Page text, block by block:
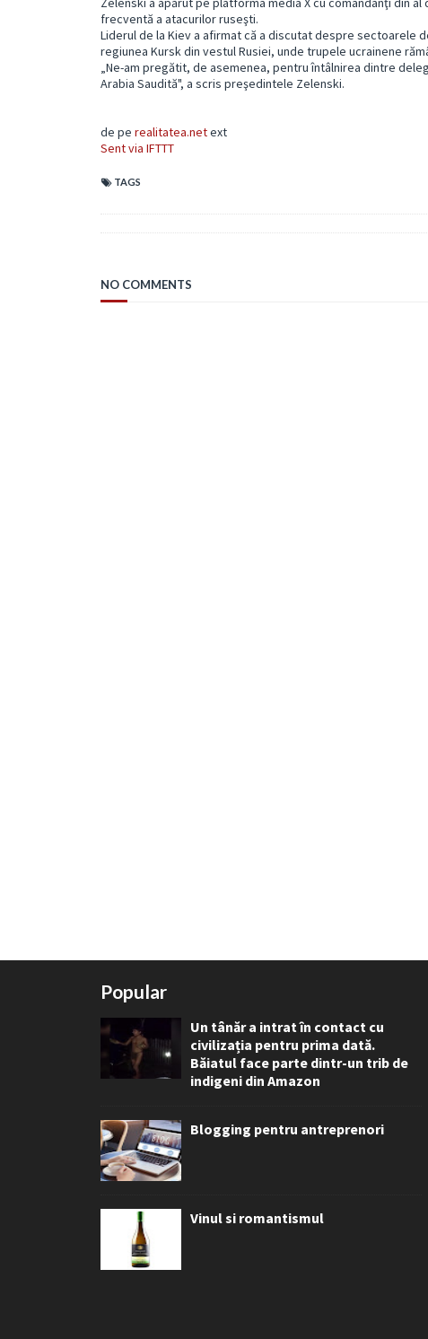
frecventă a atacurilor ruseşti.
Liderul de la Kiev a afirmat că a discutat despre sectoarele
regiunea Kursk din vestul Rusiei, unde trupele ucrainene
„Ne-am pregătit, de asemenea, pentru întâlnirea dintre
Arabia Saudită", a scris preşedintele Zelenski.
de pe realitatea.netext
Sent via IFTTT
TAGS
NO COMMENTS
Popular
Un tânăr a intrat în contact cu
civilizația pentru prima dată.
Băiatul face parte dintr-un trib de
indigeni din Amazon
Blogging pentru antreprenori
Vinul si romantismul